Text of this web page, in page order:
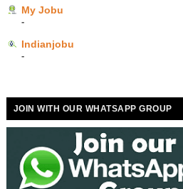
My Jobu
-
Indianjobu
-
JOIN WITH OUR WHATSAPP GROUP